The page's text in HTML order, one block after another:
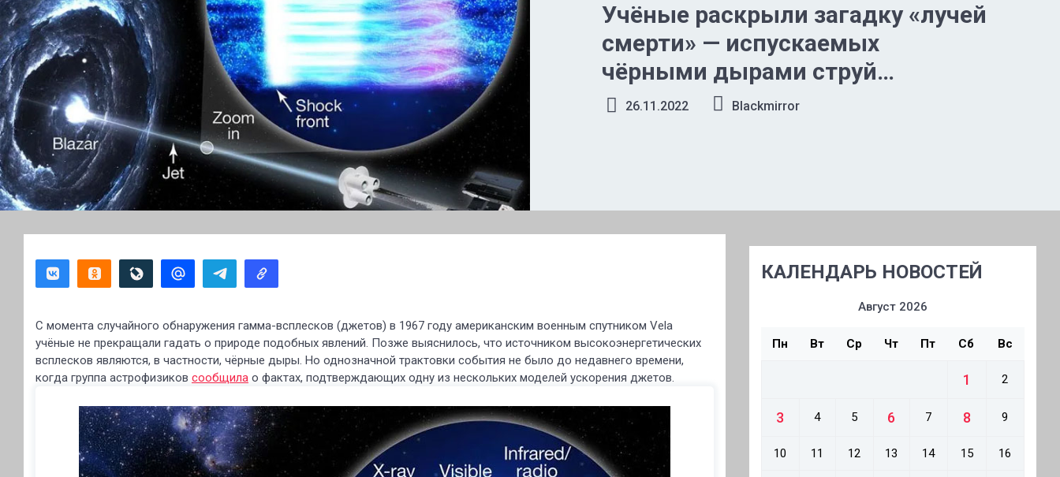
Учёные раскрыли загадку «лучей
смерти» — испускаемых
чёрными дырами струй
высокоэнергетических частиц
26.11.2022 Blackmirror
С момента случайного обнаружения гамма-всплесков (джетов) в 1967 году американским военным спутником Vela
учёные не прекращали гадать о природе подобных явлений. Позже выяснилось, что источником высокоэнергетических
всплесков являются, в частности, чёрные дыры. Но однозначной трактовки события не было до недавнего времени,
когда группа астрофизиков сообщила о фактах, подтверждающих одну из нескольких моделей ускорения джетов.
КАЛЕНДАРЬ НОВОСТЕЙ
Август 2026
Пн Вт Ср Чт Пт Сб Вс
1 2
3 4 5 6 7 8 9
10 11 12 13 14 15 16